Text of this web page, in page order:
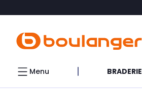
Menu BRADERIE